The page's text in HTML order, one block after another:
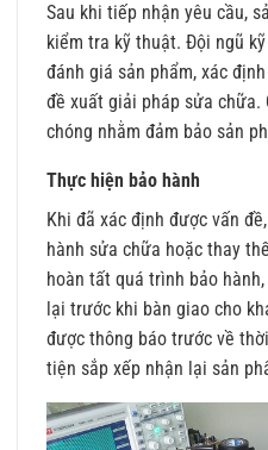
Sau khi tiếp nhận yêu cầu,
kiểm tra kỹ thuật. Đội ngũ
đánh giá sản phẩm, xác
đề xuất giải pháp sửa chữa.
chóng nhằm đảm bảo sản
Thực hiện bảo hành
Khi đã xác định được vấn
hành sửa chữa hoặc thay
hoàn tất quá trình bảo
lại trước khi bàn giao cho
được thông báo trước về
tiện sắp xếp nhận lại sản